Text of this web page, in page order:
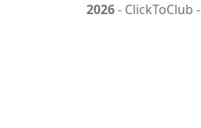
2026- ClickToClub -